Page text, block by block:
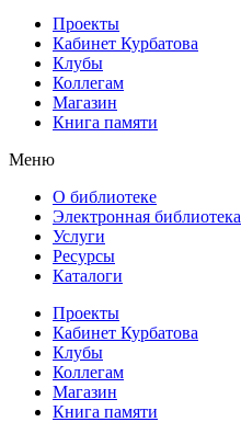
Проекты
Кабинет Курбатова
Клубы
Коллегам
Магазин
Книга памяти
Меню
О библиотеке
Электронная библиотека
Услуги
Ресурсы
Каталоги
Проекты
Кабинет Курбатова
Клубы
Коллегам
Магазин
Книга памяти